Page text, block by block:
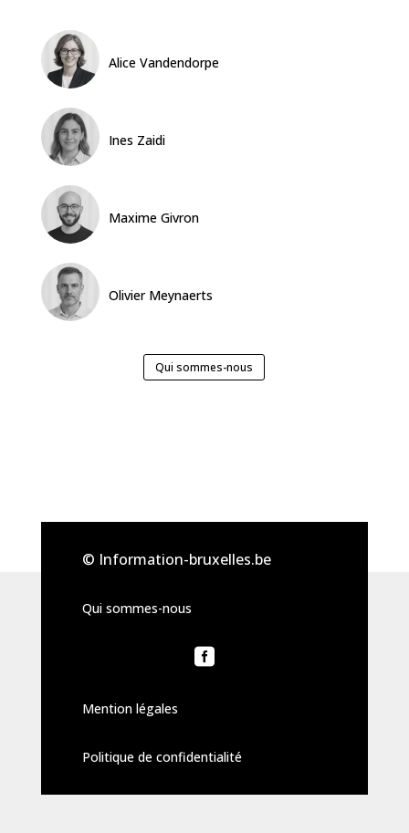
Alice Vandendorpe
Ines Zaidi
Maxime Givron
Olivier Meynaerts
Qui sommes-nous
© Information-bruxelles.be
Qui sommes-nous

Mention légales
Politique de confidentialité